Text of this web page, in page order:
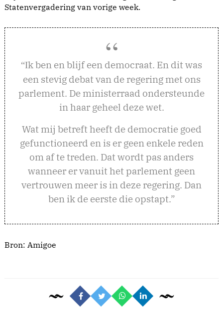
Statenvergadering van vorige week.
“Ik ben en blijf een democraat. En dit was
een stevig debat van de regering met ons
parlement. De ministerraad ondersteunde
in haar geheel deze wet.
Wat mij betreft heeft de democratie goed
gefunctioneerd en is er geen enkele reden
om af te treden. Dat wordt pas anders
wanneer er vanuit het parlement geen
vertrouwen meer is in deze regering. Dan
ben ik de eerste die opstapt.”
Bron: Amigoe